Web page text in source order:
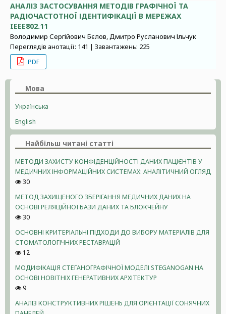
АНАЛІЗ ЗАСТОСУВАННЯ МЕТОДІВ ГРАФІЧНОЇ ТА
РАДІОЧАСТОТНОЇ ІДЕНТИФІКАЦІЇ В МЕРЕЖАХ
IEEE802.11
Володимир Сергійович Бєлов, Дмитро Русланович Ільчук
Переглядів анотації: 141 | Завантажень: 225
PDF
Мова
Українська
English
Найбільш читані статті
МЕТОДИ ЗАХИСТУ КОНФІДЕНЦІЙНОСТІ ДАНИХ ПАЦІЄНТІВ У
МЕДИЧНИХ ІНФОРМАЦІЙНИХ СИСТЕМАХ: АНАЛІТИЧНИЙ ОГЛЯД
30
МЕТОД ЗАХИЩЕНОГО ЗБЕРІГАННЯ МЕДИЧНИХ ДАНИХ НА
ОСНОВІ РЕЛЯЦІЙНОЇ БАЗИ ДАНИХ ТА БЛОКЧЕЙНУ
30
ОСНОВНІ КРИТЕРІАЛЬНІ ПІДХОДИ ДО ВИБОРУ МАТЕРІАЛІВ ДЛЯ
СТОМАТОЛОГІЧНИХ РЕСТАВРАЦІЙ
12
МОДИФІКАЦІЯ СТЕГАНОГРАФІЧНОЇ МОДЕЛІ STEGANOGAN НА
ОСНОВІ НОВІТНІХ ГЕНЕРАТИВНИХ АРХІТЕКТУР
9
АНАЛІЗ КОНСТРУКТИВНИХ РІШЕНЬ ДЛЯ ОРІЄНТАЦІЇ СОНЯЧНИХ